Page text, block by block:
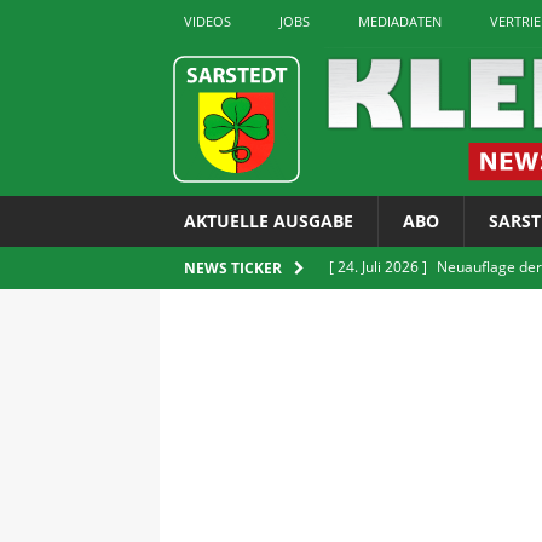
VIDEOS JOBS MEDIADATEN
AKTUELLE AUSGABE ABO
NEWS TICKER [ 24. Juli 2026 ] Neuauflage
GUT Gruppe
Verkauf von
Sarstedter
Rettet die